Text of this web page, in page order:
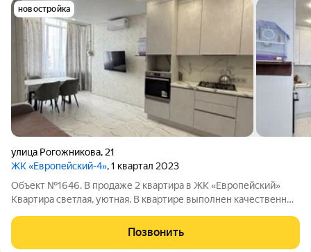
новостройка
улица Рогожникова, 21
ЖК «Европейский-4», 1 квартал 2023
Объект №1646. В продаже 2 квартира в ЖК «Европейский»
Квартира светлая, уютная. В квартире выполнен качественный
коридор, с/у) Вся электрика полностью переделана В квартире
остается вся встроенная
Позвонить